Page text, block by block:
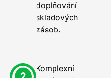
doplňování
skladových
zásob.
Komplexní